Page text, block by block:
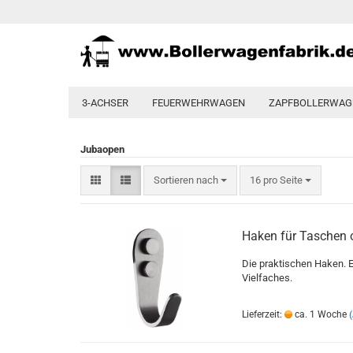
3-ACHSER FEUERWEHRWAGEN
Jubaopen
Sortieren nach
Sortieren nach 16 pro Seite
pro Seite
Haken für Taschen
Die praktischen Haken.
Vielfaches.
Lieferzeit: ca. 1 Woche